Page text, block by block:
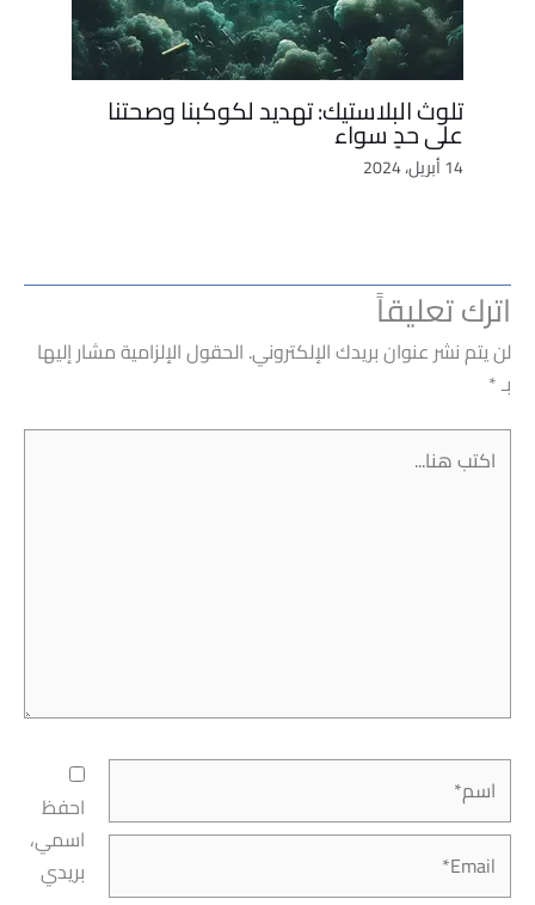
تلوث البلاستيك: تهديد لكوكبنا وصحتنا
على حدٍ سواء
14 أبريل، 2024
اترك تعليقاً
لن يتم نشر عنوان بريدك الإلكتروني. الحقول الإلزامية مشار إليها
بـ*
هنا...
احفظ
اسمي،
بريدي